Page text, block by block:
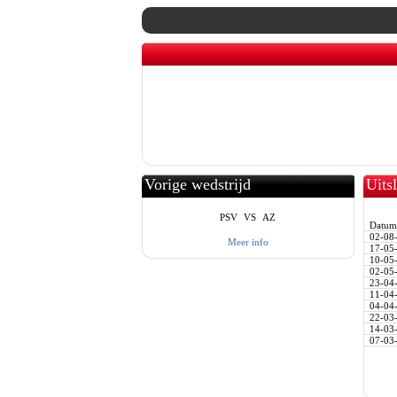
Vorige wedstrijd
PSV VS AZ
Meer info
Datum
02-
17-
10-
02-
23-
11-
04-
22-
14-
07-